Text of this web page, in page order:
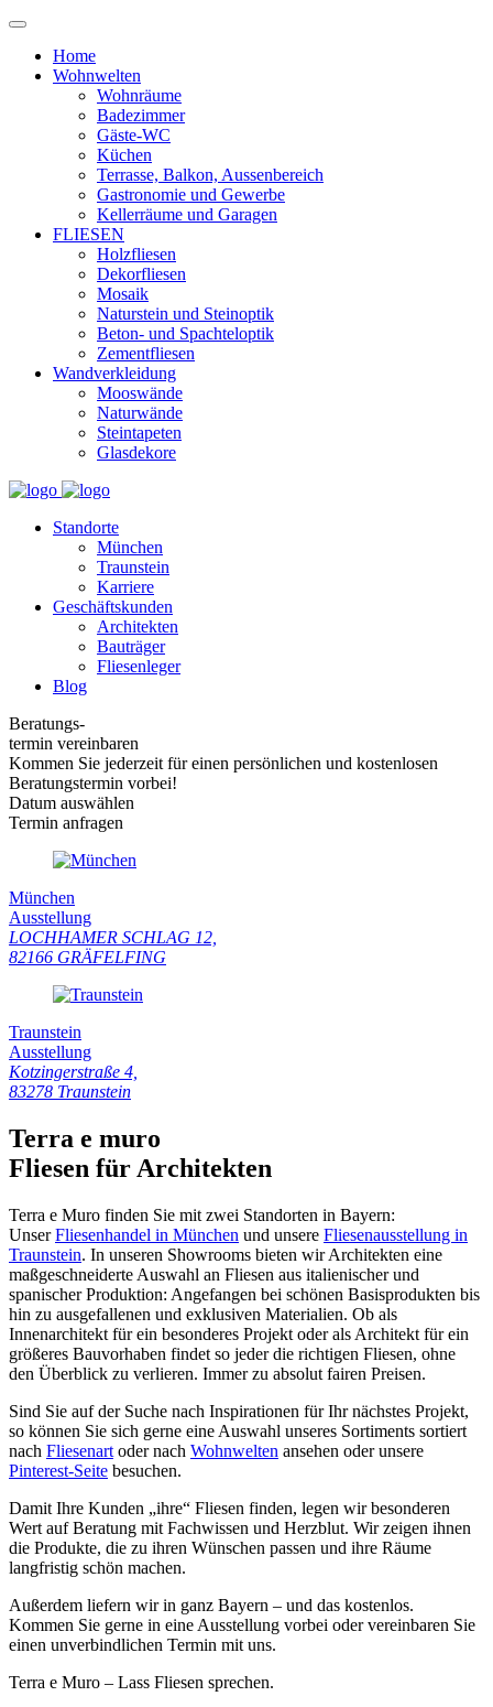
Home
Wohnwelten
Wohnräume
Badezimmer
Gäste-WC
Küchen
Terrasse, Balkon, Aussenbereich
Gastronomie und Gewerbe
Kellerräume und Garagen
FLIESEN
Holzfliesen
Dekorfliesen
Mosaik
Naturstein und Steinoptik
Beton- und Spachteloptik
Zementfliesen
Wandverkleidung
Mooswände
Naturwände
Steintapeten
Glasdekore
Standorte
München
Traunstein
Karriere
Geschäftskunden
Architekten
Bauträger
Fliesenleger
Blog
Beratungs-
termin vereinbaren
Kommen Sie jederzeit für einen persönlichen und kostenlosen
Beratungstermin vorbei!
Datum auswählen
Termin anfragen
München
Ausstellung
LOCHHAMER SCHLAG 12,
82166 GRÄFELFING
Traunstein
Ausstellung
Kotzingerstraße 4,
83278 Traunstein
Terra e muro
Fliesen für Architekten
Terra e Muro finden Sie mit zwei Standorten in Bayern:
UnserFliesenhandel in München und unsere Fliesenausstellung in
Traunstein. In unseren Showrooms bieten wir Architekten eine
maßgeschneiderte Auswahl an Fliesen aus italienischer und
spanischer Produktion: Angefangen bei schönen Basisprodukten bis
hin zu ausgefallenen und exklusiven Materialien. Ob als
Innenarchitekt für ein besonderes Projekt oder als Architekt für ein
größeres Bauvorhaben findet so jeder die richtigen Fliesen, ohne
den Überblick zu verlieren. Immer zu absolut fairen Preisen.
Sind Sie auf der Suche nach Inspirationen für Ihr nächstes Projekt,
so können Sie sich gerne eine Auswahl unseres Sortiments sortiert
nach Fliesenart oder nach Wohnwelten ansehen oder unsere
Pinterest-Seite besuchen.
Damit Ihre Kunden „ihre“ Fliesen finden, legen wir besonderen
Wert auf Beratung mit Fachwissen und Herzblut. Wir zeigen ihnen
die Produkte, die zu ihren Wünschen passen und ihre Räume
langfristig schön machen.
Außerdem liefern wir in ganz Bayern – und das kostenlos.
Kommen Sie gerne in eine Ausstellung vorbei oder vereinbaren Sie
einen unverbindlichen Termin mit uns.
Terra e Muro – Lass Fliesen sprechen.